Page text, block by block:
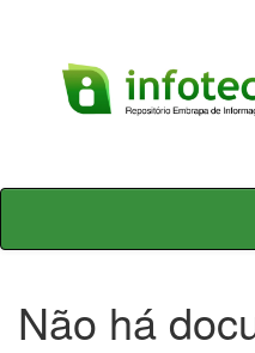
Skip
Não há